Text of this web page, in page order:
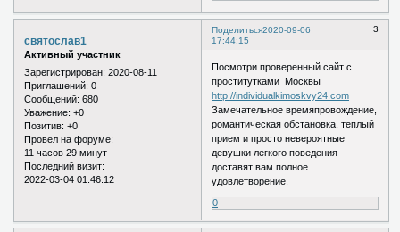
Поделиться 3
2020-09-06
17:44:15
святослав1
Активный участник
Зарегистрирован: 2020-08-11
Приглашений: 0
Сообщений: 680
Уважение: +0
Позитив: +0
Провел на форуме:
11 часов 29 минут
Последний визит:
2022-03-04 01:46:12
Посмотри проверенный сайт с
проститутками Москвы
http://individualkimoskvy24.com
Замечательное времяпровождение,
романтическая обстановка, теплый
прием и просто невероятные
девушки легкого поведения
доставят вам полное
удовлетворение.
0